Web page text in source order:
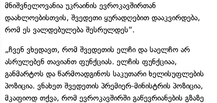
მნიშვნელოვანია უკრაინის ევროკავშირთან
დაახლოებისთვის, შვედეთი ყურადღებით დააკვირდება,
რომ ეს ვალდებულება შესრულდეს“.
„ჩვენ ვხედავთ, რომ შვედეთის ელჩი და საელჩო არ
ასრულებენ თავიანთ ფუნქციას. ელჩის ფუნქციაა,
განმარტოს და წარმოადგინოს საკუთარი ხელისუფლების
პოზიცია. ვნახეთ შვედეთის პრემიერ-მინისტრის პოზიცია,
მკაფიოდ თქვა, რომ ევროკავშირში გაწევრიანების გზაზე